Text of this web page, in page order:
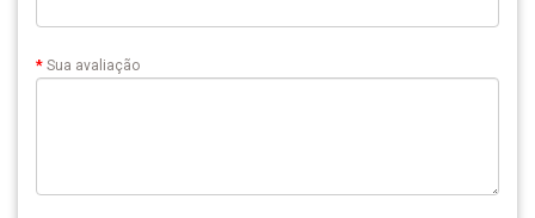
Sua avaliação